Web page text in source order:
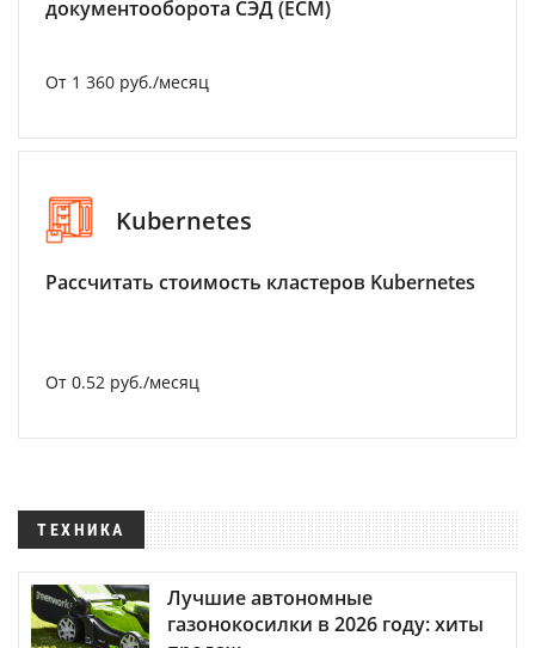
документооборота СЭД (ECM)
От 1 360 руб./месяц
Kubernetes
Рассчитать стоимость кластеров Kubernetes
От 0.52 руб./месяц
ТЕХНИКА
Лучшие автономные
газонокосилки в 2026 году: хиты